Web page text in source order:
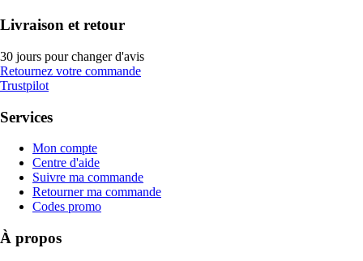
Livraison et retour
30 jours pour changer d'avis
Retournez votre commande
Trustpilot
Services
Mon compte
Centre d'aide
Suivre ma commande
Retourner ma commande
Codes promo
À propos